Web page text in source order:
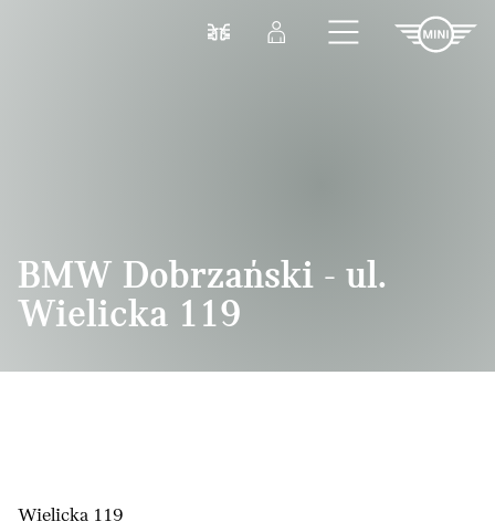
Przejdź do głównej treści
Porównaj Zaloguj się
BMW Dobrzański - ul.
Wielicka 119
Wielicka 119